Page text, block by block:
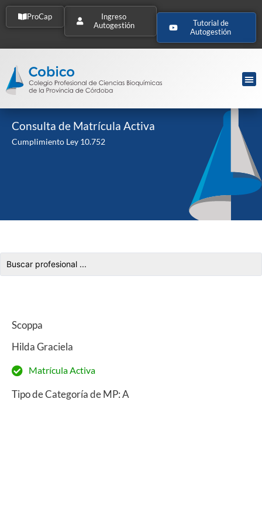
ProCap
Ingreso
Autogestión
Tutorial de
Autogestión
Consulta de Matrícula Activa
Cumplimiento Ley 10.752
Scoppa
Hilda Graciela
Matrícula Activa
Tipo de Categoría de MP: A